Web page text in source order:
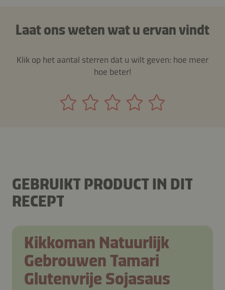
Laat ons weten wat u ervan vindt
Klik op het aantal sterren dat u wilt geven: hoe meer
hoe beter!
GEBRUIKT PRODUCT IN DIT
RECEPT
Kikkoman Natuurlijk
Gebrouwen Tamari
Glutenvrije Sojasaus